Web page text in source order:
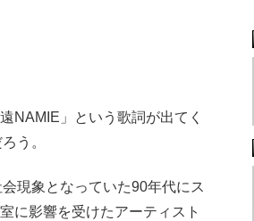
NAMIE」という歌詞が出てく
う。
会現象となっていた90年代にス
に影響を受けたアーティスト